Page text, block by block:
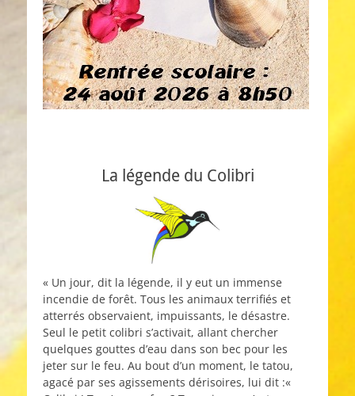
La légende du Colibri
« Un jour, dit la légende, il y eut un immense
incendie de forêt. Tous les animaux terrifiés et
atterrés observaient, impuissants, le désastre.
Seul le petit colibri s’activait, allant chercher
quelques gouttes d’eau dans son bec pour les
jeter sur le feu. Au bout d’un moment, le tatou,
agacé par ses agissements dérisoires, lui dit :«